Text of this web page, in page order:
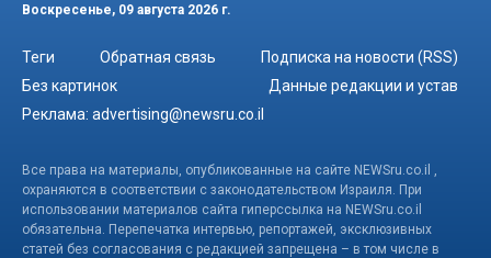
Воскресенье, 09 августа 2026 г.
Теги Обратная связь
Подписка на новости (RSS)
Без картинок
Данные редакции и устав
Реклама: advertising@newsru.co.il
Все права на материалы, опубликованные на сайте NEWSru.co.il ,
охраняются в соответствии с законодательством Израиля. При
использовании материалов сайта гиперссылка на NEWSru.co.il
обязательна. Перепечатка интервью, репортажей, эксклюзивных
статей без согласования с редакцией запрещена – в том числе в